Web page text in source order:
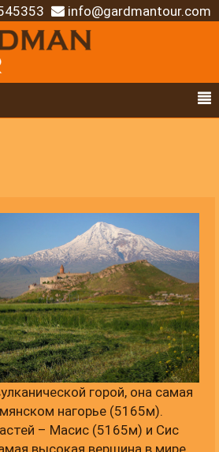
info@gardmantour.com
горой, она самая
нагорье (5165м).
– Масис (5165м) и Сис
высокая вершина в мире